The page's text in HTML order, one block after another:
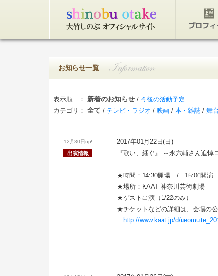
お知らせ一覧
表示順 ： 新着のお知らせ / 今後の活動予定
カテゴリ： 全て / テレビ・ラジオ / 映画 / 本・雑誌 / 舞
12月30日up!
出演情報
2017年01月22日(日)
『歌い、継ぐ』 ～永六輔さん追悼
★時間：14:30開場 / 15:00開演
★場所：KAAT 神奈川芸術劇場
★ゲスト出演（1/22のみ）
★チケットなどの詳細は、会場の
http://www.kaat.jp/d/